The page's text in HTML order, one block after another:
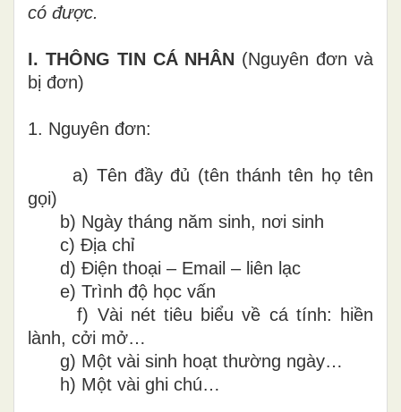
có được.
I. THÔNG TIN CÁ NHÂN (Nguyên đơn và
bị đơn)
1. Nguyên đơn:
a) Tên đầy đủ (tên thánh tên họ tên
gọi)
b) Ngày tháng năm sinh, nơi sinh
c) Địa chỉ
d) Điện thoại – Email – liên lạc
e) Trình độ học vấn
f) Vài nét tiêu biểu về cá tính: hiền
lành, cởi mở…
g) Một vài sinh hoạt thường ngày…
h) Một vài ghi chú…